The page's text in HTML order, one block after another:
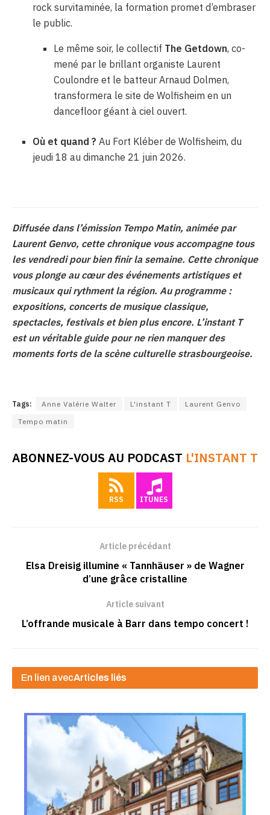
rock survitaminée, la formation promet d’embraser
le public.
Le même soir, le collectif The Getdown, co-
mené par le brillant organiste Laurent
Coulondre et le batteur Arnaud Dolmen,
transformera le site de Wolfisheim en un
dancefloor géant à ciel ouvert.
Où et quand ? Au Fort Kléber de Wolfisheim, du
jeudi 18 au dimanche 21 juin 2026.
Diffusée dans l’émission Tempo Matin, animée par
Laurent Genvo, cette chronique vous accompagne tous
les vendredi pour bien finir la semaine. Cette chronique
vous plonge au cœur des événements artistiques et
musicaux qui rythment la région. Au programme :
expositions, concerts de musique classique,
spectacles, festivals et bien plus encore. L’instant T
est un véritable guide pour ne rien manquer des
moments forts de la scène culturelle strasbourgeoise.
Tags: Anne Valérie Walter L'instant T
Laurent Genvo
Tempo matin
ABONNEZ-VOUS AU PODCAST L'INSTANT T
RSS ITUNES
Article précédant
Elsa Dreisig illumine « Tannhäuser » de Wagner
d’une grâce cristalline
Article suivant
L’offrande musicale à Barr dans tempo concert !
En lien avecArticles liés